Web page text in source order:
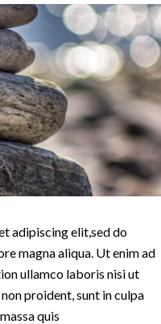
adipiscing elit,sed do
magna aliqua. Ut enim ad
ullamco laboris nisi ut
proident, sunt in culpa
quis